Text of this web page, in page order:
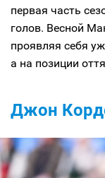
первая часть
голов. Весной
проявляя себя
а на позиции
Джон